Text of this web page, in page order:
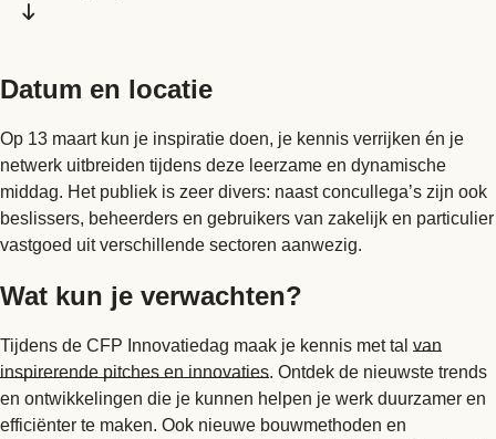
Datum en locatie
Op 13 maart kun je inspiratie doen, je kennis verrijken én je
netwerk uitbreiden tijdens deze leerzame en dynamische
middag. Het publiek is zeer divers: naast concullega’s zijn ook
beslissers, beheerders en gebruikers van zakelijk en particulier
vastgoed uit verschillende sectoren aanwezig.
Wat kun je verwachten?
Tijdens de CFP Innovatiedag maak je kennis met tal van
inspirerende pitches en innovaties. Ontdek de nieuwste trends
en ontwikkelingen die je kunnen helpen je werk duurzamer en
efficiënter te maken. Ook nieuwe bouwmethoden en